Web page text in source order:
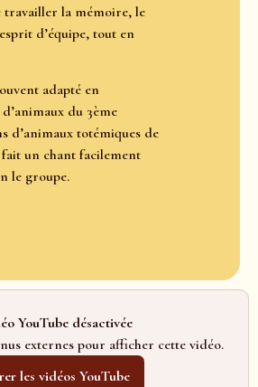
travailler la mémoire, le
d’équipe, tout en
adapté en
du 3ème
d’animaux totémiques de
un chant facilement
le groupe.
YouTube désactivée
externes pour afficher cette vidéo.
les vidéos YouTube